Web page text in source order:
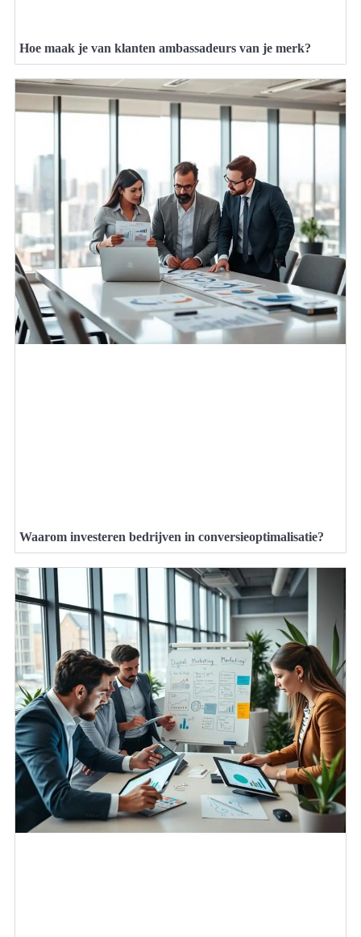
Hoe maak je van klanten ambassadeurs van je merk?
Waarom investeren bedrijven in conversieoptimalisatie?